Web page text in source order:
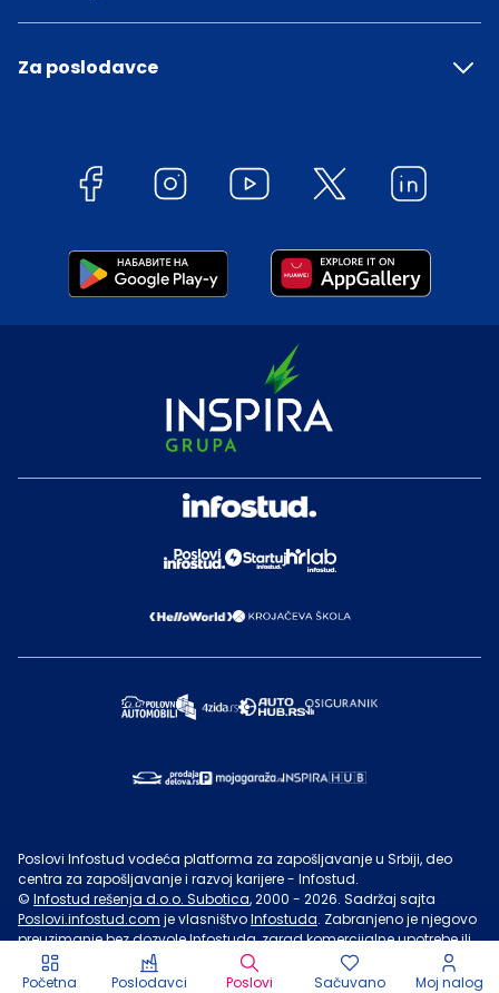
Za poslodavce
Poslovi Infostud vodeća platforma za zapošljavanje u Srbiji, deo
centra za zapošljavanje i razvoj karijere - Infostud.
© Infostud rešenja d.o.o. Subotica, 2000 - 2026. Sadržaj sajta
Poslovi.infostud.com je vlasništvoInfostuda. Zabranjeno je njegovo
preuzimanje bez dozvoleInfostuda, zarad komercijalne upotrebe ili
u druge svrhe, osim za lične potrebe posetilaca sajta.
korišćenja.
Početna Poslodavci Poslovi Sačuvano Moj nalog